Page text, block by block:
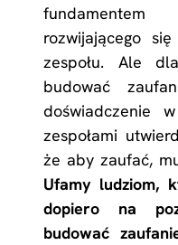
fundamentem
rozwijającego
zespołu. Ale
budować
doświadczenie
zespołami
że aby zaufać,
Ufamy ludziom,
dopiero na
budować